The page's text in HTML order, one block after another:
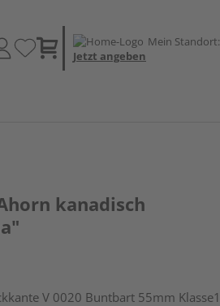
Mein Standort:
Jetzt angeben
kanadisch
V 0020 Buntbart 55mm Klasse1